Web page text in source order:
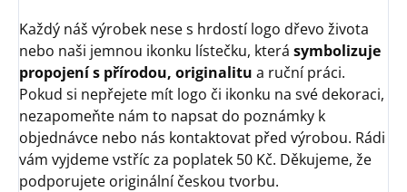
Každý náš výrobek nese s hrdostí logo dřevo života
nebo naši jemnou ikonku lístečku, která symbolizuje
propojení s přírodou, originalitu a ruční práci.
Pokud si nepřejete mít logo či ikonku na své dekoraci,
nezapomeňte nám to napsat do poznámky k
objednávce nebo nás kontaktovat před výrobou. Rádi
vám vyjdeme vstříc za poplatek 50 Kč. Děkujeme, že
podporujete originální českou tvorbu.